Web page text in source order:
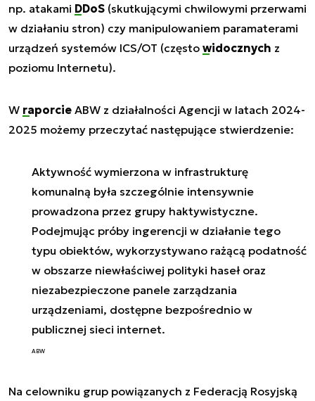
np. atakami DDoS (skutkującymi chwilowymi przerwami
w działaniu stron) czy manipulowaniem paramaterami
urządzeń systemów ICS/OT (często widocznych z
poziomu Internetu).
W raporcie ABW z działalności Agencji w latach 2024-
2025 możemy przeczytać następujące stwierdzenie:
Aktywność wymierzona w infrastrukturę
komunalną była szczególnie intensywnie
prowadzona przez grupy haktywistyczne.
Podejmując próby ingerencji w działanie tego
typu obiektów, wykorzystywano rażącą podatność
w obszarze niewłaściwej polityki haseł oraz
niezabezpieczone panele zarządzania
urządzeniami, dostępne bezpośrednio w
publicznej sieci internet.
ABW
Na celowniku grup powiązanych z Federacją Rosyjską